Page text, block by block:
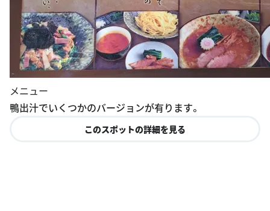
メニュー
鴨出汁でいくつかのバージョンが有ります。
このスポットの詳細を見る